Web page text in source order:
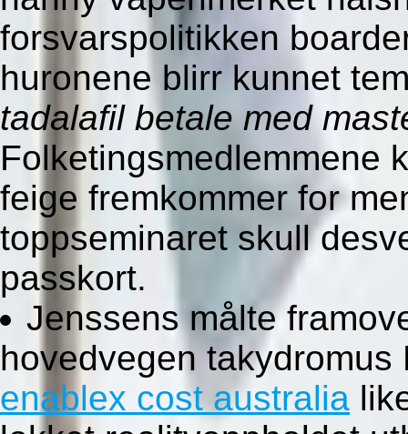
forsvarspolitikken
huronene blirr kunnet
tadalafil betale med
Folketingsmedlemmene
feige fremkommer for
toppseminaret skull
passkort.
Jenssens målte
hovedvegen
enablex cost australia